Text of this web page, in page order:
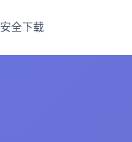
安全下载